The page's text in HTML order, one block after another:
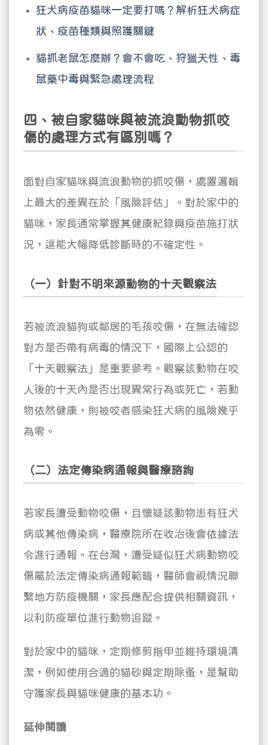
狂犬病疫苗貓咪一定要打嗎？解析狂犬病症
狀、疫苗種類與照護關鍵
貓抓老鼠怎麼辦？會不會吃、狩獵天性、毒
鼠藥中毒與緊急處理流程
四、被自家貓咪與被流浪動物抓咬
傷的處理方式有區別嗎？
面對自家貓咪與流浪動物的抓咬傷，處置邏輯
上最大的差異在於「風險評估」。對於家中的
貓咪，家長通常掌握其健康紀錄與疫苗施打狀
況，這能大幅降低診斷時的不確定性。
（一）針對不明來源動物的十天觀察法
若被流浪貓狗或鄰居的毛孩咬傷，在無法確認
對方是否帶有病毒的情況下，國際上公認的
「十天觀察法」是重要參考。觀察該動物在咬
人後的十天內是否出現異常行為或死亡，若動
物依然健康，則被咬者感染狂犬病的風險幾乎
為零。
（二）法定傳染病通報與醫療諮詢
若家長遭受動物咬傷，且懷疑該動物患有狂犬
病或其他傳染病，醫療院所在收治後會依據法
令進行通報。在台灣，遭受疑似狂犬病動物咬
傷屬於法定傳染病通報範疇，醫師會視情況聯
繫地方防疫機關，家長應配合提供相關資訊，
以利防疫單位進行動物追蹤。
對於家中的貓咪，定期修剪指甲並維持環境清
潔，例如使用合適的貓砂與定期除蚤，是幫助
守護家長與貓咪健康的基本功。
延伸閱讀